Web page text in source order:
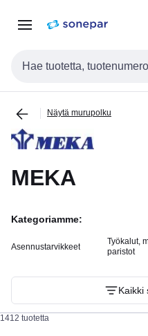
navigointiinsisältöön
Haku
Näytä murupolku
MEKA
Kategoriamme:
Asennustarvikkeet
Työkalut,
paristot
Kaikki
1412 tuotetta